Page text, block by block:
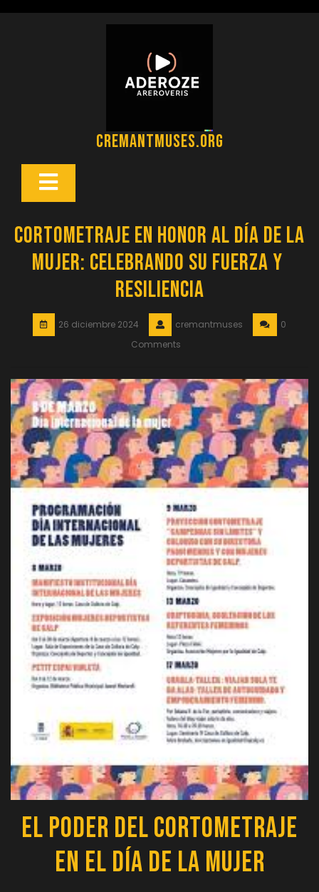
cremantmuses.org
Botón
Cortometraje en honor al Día de la
Mujer: Celebrando su fuerza y ​​
resiliencia
26 diciembre 2024 cremantmuses
0
Comments
El Poder del Cortometraje
en el Día de la Mujer